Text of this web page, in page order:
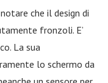
che il design di
fronzoli. E’
La sua
lo schermo da